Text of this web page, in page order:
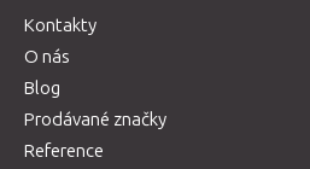
Kontakty
O nás
Blog
Prodávané značky
Reference